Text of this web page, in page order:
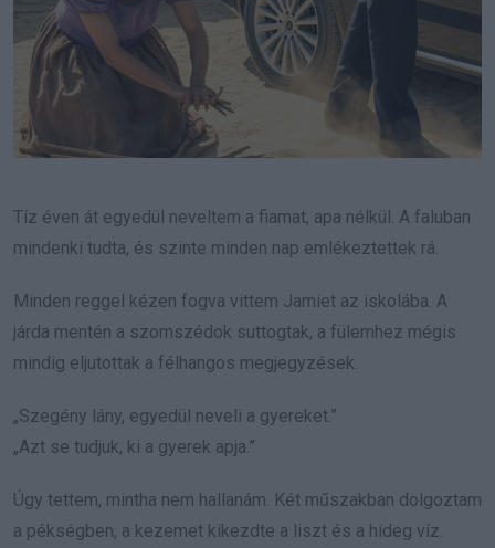
Tíz éven át egyedül neveltem a fiamat, apa nélkül. A faluban
mindenki tudta, és szinte minden nap emlékeztettek rá.
Minden reggel kézen fogva vittem Jamiet az iskolába. A
járda mentén a szomszédok suttogtak, a fülemhez mégis
mindig eljutottak a félhangos megjegyzések.
„Szegény lány, egyedül neveli a gyereket.”
„Azt se tudjuk, ki a gyerek apja.”
Úgy tettem, mintha nem hallanám. Két műszakban dolgoztam
a pékségben, a kezemet kikezdte a liszt és a hideg víz.